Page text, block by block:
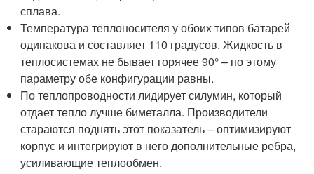
сплава.
Температура теплоносителя у обоих типов батарей
одинакова и составляет 110 градусов. Жидкость в
теплосистемах не бывает горячее 90° – по этому
параметру обе конфигурации равны.
По теплопроводности лидирует силумин, который
отдает тепло лучше биметалла. Производители
стараются поднять этот показатель – оптимизируют
корпус и интегрируют в него дополнительные ребра,
усиливающие теплообмен.